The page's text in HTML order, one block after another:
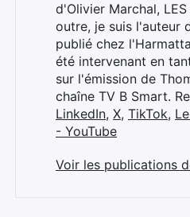
d'Olivier Marchal, LES
outre, je suis l'auteur
publié chez
été intervenant en
sur l'émission de
chaîne TV B Smart.
LinkedIn, X, TikTok,
- YouTube
Voir les publications